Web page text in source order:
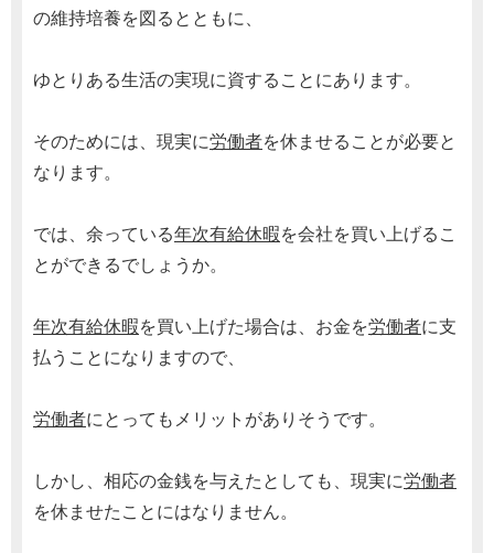
の維持培養を図るとともに、
ゆとりある生活の実現に資することにあります。
そのためには、現実に労働者を休ませることが必要と
なります。
では、余っている年次有給休暇を会社を買い上げるこ
とができるでしょうか。
年次有給休暇を買い上げた場合は、お金を労働者に支
払うことになりますので、
労働者にとってもメリットがありそうです。
しかし、相応の金銭を与えたとしても、現実に労働者
を休ませたことにはなりません。